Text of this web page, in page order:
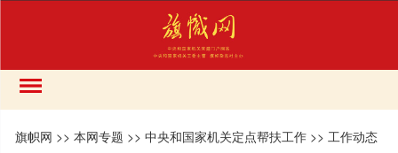
旗帜网 >>本网专题 >>中央和国家机关定点帮扶工作 >> 工作动态